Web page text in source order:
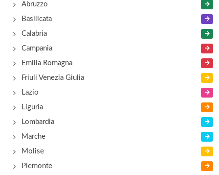
Via Val Venosta 59, Làces/Latsch
Colfosco
Via Sorega 15, Corvara in Badìa/Corvara
Rasen Antholz
Abruzzo
Basilicata
Calabria
Campania
Emilia Romagna
Friuli Venezia Giulia
Lazio
Liguria
Lombardia
Marche
Molise
Piemonte